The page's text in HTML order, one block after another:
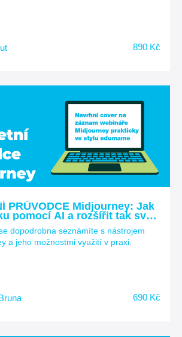
890 Kč
PRŮVODCE Midjourney: Jak
pomocí AI a rozšířit tak své
dovednosti?
dopodrobna seznámíte s nástrojem
a jeho možnostmi využití v praxi.
690 Kč